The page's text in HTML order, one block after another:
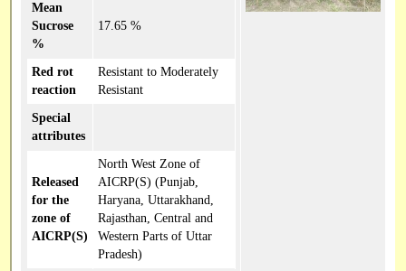
Mean
Sucrose
%
17.65 %
Red rot
reaction
Resistant to Moderately
Resistant
Special
attributes
Released
for the
zone of
AICRP(S)
North West Zone of
AICRP(S) (Punjab,
Haryana, Uttarakhand,
Rajasthan, Central and
Western Parts of Uttar
Pradesh)